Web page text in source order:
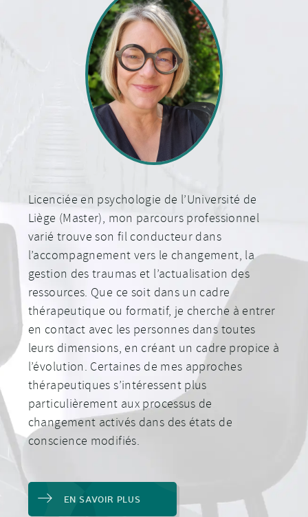
Licenciée en psychologie de l’Université de
Liège (Master), mon parcours professionnel
varié trouve son fil conducteur dans
l’accompagnement vers le changement, la
gestion des traumas et l’actualisation des
ressources. Que ce soit dans un cadre
thérapeutique ou formatif, je cherche à entrer
en contact avec les personnes dans toutes
leurs dimensions, en créant un cadre propice à
l’évolution. Certaines de mes approches
thérapeutiques s’intéressent plus
particulièrement aux processus de
changement activés dans des états de
conscience modifiés.
EN SAVOIR PLUS